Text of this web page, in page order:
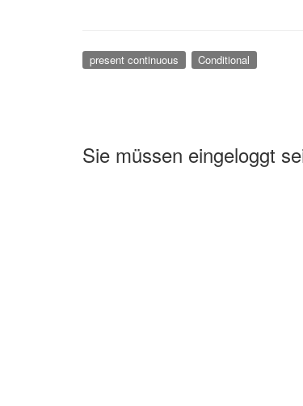
present continuous Conditional
Sie müssen eingeloggt